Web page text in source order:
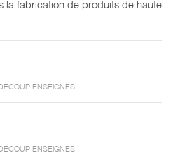
la fabrication de produits de haute
ENSEIGNES
ENSEIGNES